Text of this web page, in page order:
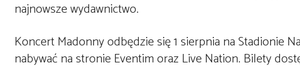
najnowsze wydawnictwo.
Koncert Madonny odbędzie się 1 sierpnia na Stadionie
nabywać na stronie Eventim oraz Live Nation. Bilety